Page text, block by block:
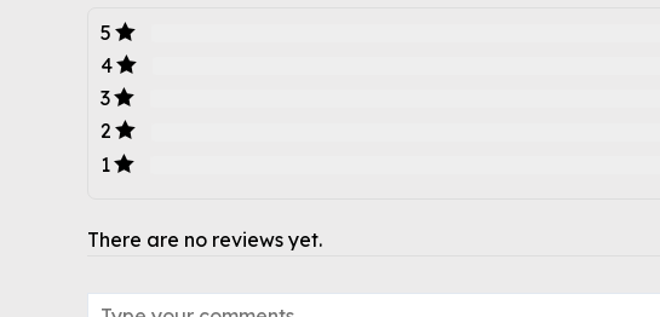
5
4
3
2
1
There are no reviews yet.